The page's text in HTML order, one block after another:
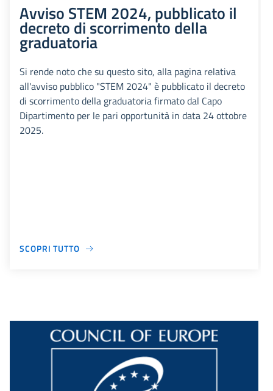
Avviso STEM 2024, pubblicato il
decreto di scorrimento della
graduatoria
Si rende noto che su questo sito, alla pagina relativa
all'avviso pubblico "STEM 2024" è pubblicato il decreto
di scorrimento della graduatoria firmato dal Capo
Dipartimento per le pari opportunità in data 24 ottobre
2025.
SCOPRI TUTTO